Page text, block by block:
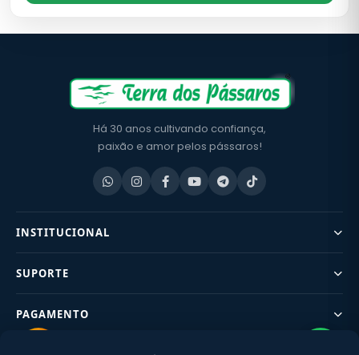
Há 30 anos cultivando confiança,
paixão e amor pelos pássaros!
INSTITUCIONAL
SUPORTE
PAGAMENTO